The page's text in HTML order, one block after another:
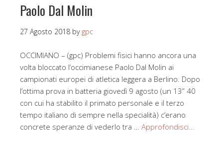
Paolo Dal Molin
27 Agosto 2018 by gpc
OCCIMIANO – (gpc) Problemi fisici hanno ancora una
volta bloccato l’occimianese Paolo Dal Molin ai
campionati europei di atletica leggera a Berlino. Dopo
l’ottima prova in batteria giovedì 9 agosto (un 13” 40
con cui ha stabilito il primato personale e il terzo
tempo italiano di sempre nella specialità) c’erano
concrete speranze di vederlo tra … Approfondisci…